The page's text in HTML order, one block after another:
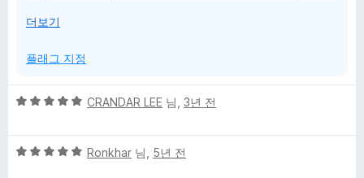
Add a feature to screenshot _all_ tabs in a window - much
"SingleFile" addons.
extension and also requires an external helper application to
window. Please email us at support@pearlcrescent.com
should work and how you would use it.
눌
서
더보기
플래그 지정
5
점
CRANDAR LEE 님, 3년 전
5
Ronkhar 님, 5년 전